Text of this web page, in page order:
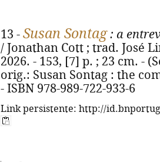
13 - Susan Sontag: a
/ Jonathan Cott ; trad. José
2026. - 153, [7] p. ; 23 cm. -
orig.: Susan Sontag : the
- ISBN 978-989-722-933-6
Link persistente: http://